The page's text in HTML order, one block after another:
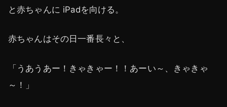
と赤ちゃんに iPadを向ける。
赤ちゃんはその日一番長々と、
「うあうあー！きゃきゃー！！あーい～、きゃきゃ
～！」